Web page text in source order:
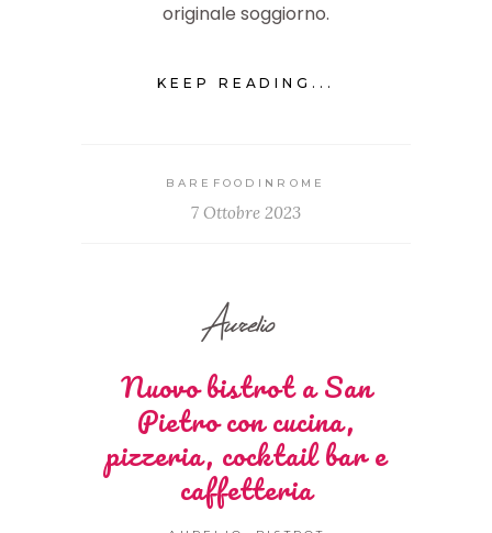
originale soggiorno.
KEEP READING...
BAREFOODINROME
7 Ottobre 2023
Aurelio
Nuovo bistrot a San
Pietro con cucina,
pizzeria, cocktail bar e
caffetteria